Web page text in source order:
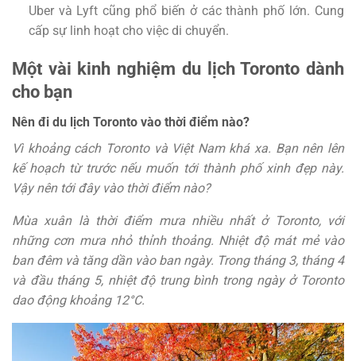
Uber và Lyft cũng phổ biến ở các thành phố lớn. Cung
cấp sự linh hoạt cho việc di chuyển.
Một vài kinh nghiệm du lịch Toronto dành
cho bạn
Nên đi du lịch Toronto vào thời điểm nào?
Vì khoảng cách Toronto và Việt Nam khá xa. Bạn nên lên
kế hoạch từ trước nếu muốn tới thành phố xinh đẹp này.
Vậy nên tới đây vào thời điểm nào?
Mùa xuân là thời điểm mưa nhiều nhất ở Toronto, với
những cơn mưa nhỏ thỉnh thoảng. Nhiệt độ mát mẻ vào
ban đêm và tăng dần vào ban ngày. Trong tháng 3, tháng 4
và đầu tháng 5, nhiệt độ trung bình trong ngày ở Toronto
dao động khoảng 12°C.